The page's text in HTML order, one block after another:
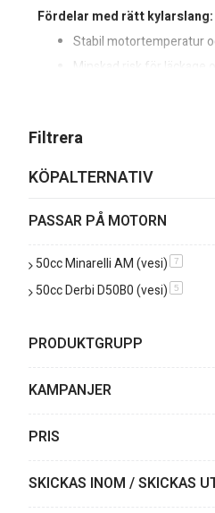
Fördelar med rätt kylarslang:
Stabil motortemperatur
Minskad risk för läckage
Tips:Byt slangar i god tid om
Filtrera
KÖPALTERNATIV
PASSAR PÅ MOTORN
50cc Minarelli AM (vesi) 7produkt
50cc Derbi D50B0 (vesi) 5produkt
PRODUKTGRUPP
KAMPANJER
PRIS
SKICKAS INOM / SKICKAS